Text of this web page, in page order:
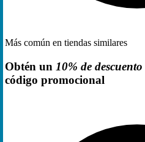
Más común en tiendas similares
Obtén un 10% de descuento
código promocional